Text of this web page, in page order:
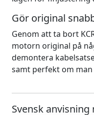
Gör original
Genom att ta bort
motorn original på
demontera
samt perfekt om
Svensk